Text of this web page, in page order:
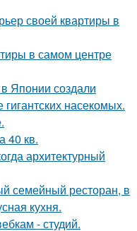
своей квартиры в
в самом центре
Японии создали
насекомых.
40 кв.
архитектурный
семейный ресторан, в
кухня.
- студий.